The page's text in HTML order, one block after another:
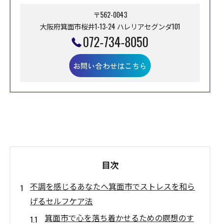
〒562-0043
大阪府箕面市桜井1-13-24 ハレリアセグンダ101
072-734-8050
お問い合わせはこちら
目次
不調を感じるあなたへ箕面市でストレスを和ら
げるセルフケア法
箕面市で心を落ち着かせるための瞑想のす